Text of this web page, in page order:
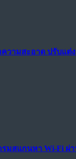
วามสะอาด ปรับแต่
รมสแกนหา Wi-Fi ผ่